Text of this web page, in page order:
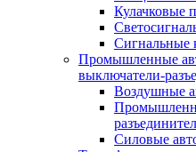
Кулачковые
Сигнальные
Промышленные
выключатели-
Воздушные
Силовые